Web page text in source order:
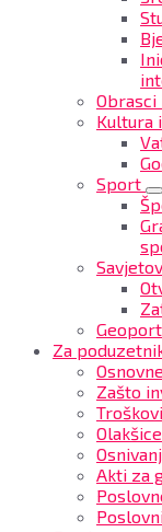
Kultura
Sport
Za
Zašto
Akti za